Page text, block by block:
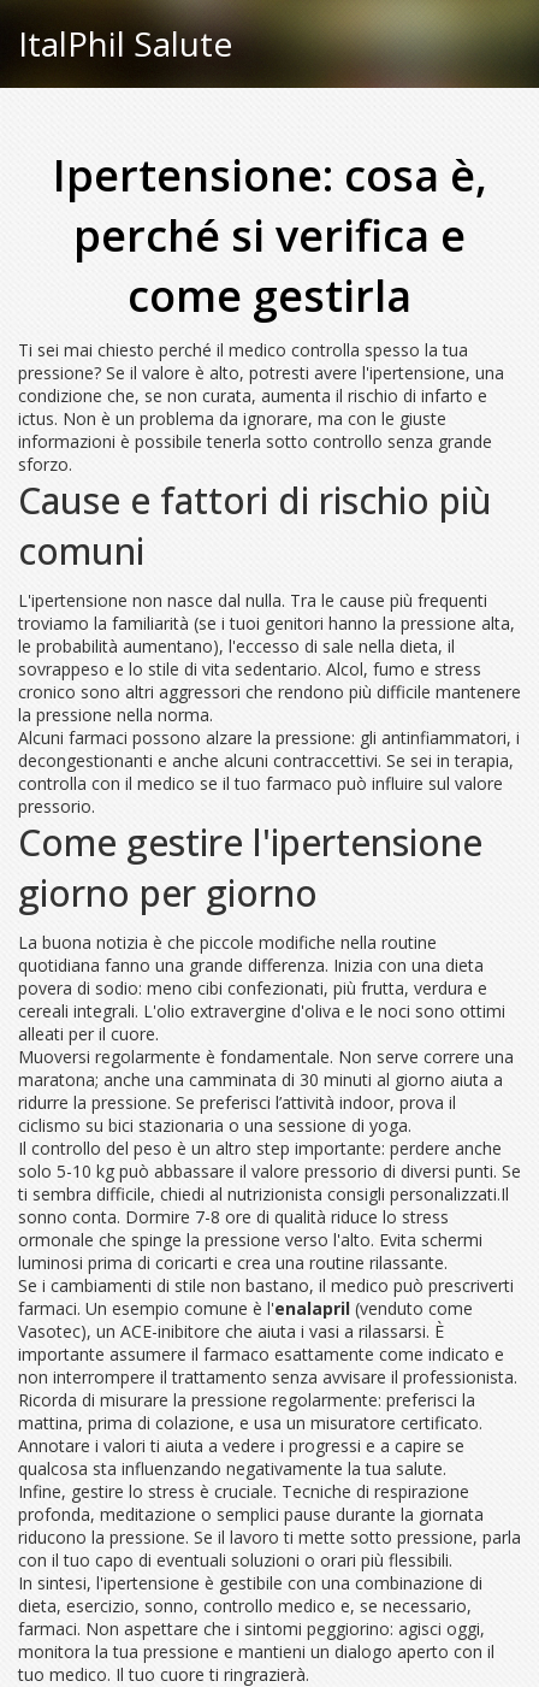
ItalPhil Salute
Ipertensione: cosa è,
perché si verifica e
come gestirla
Ti sei mai chiesto perché il medico controlla spesso la tua
pressione? Se il valore è alto, potresti avere l'ipertensione, una
condizione che, se non curata, aumenta il rischio di infarto e
ictus. Non è un problema da ignorare, ma con le giuste
informazioni è possibile tenerla sotto controllo senza grande
sforzo.
Cause e fattori di rischio più
comuni
L'ipertensione non nasce dal nulla. Tra le cause più frequenti
troviamo la familiarità (se i tuoi genitori hanno la pressione alta,
le probabilità aumentano), l'eccesso di sale nella dieta, il
sovrappeso e lo stile di vita sedentario. Alcol, fumo e stress
cronico sono altri aggressori che rendono più difficile mantenere
la pressione nella norma.
Alcuni farmaci possono alzare la pressione: gli antinfiammatori, i
decongestionanti e anche alcuni contraccettivi. Se sei in terapia,
controlla con il medico se il tuo farmaco può influire sul valore
pressorio.
Come gestire l'ipertensione
giorno per giorno
La buona notizia è che piccole modifiche nella routine
quotidiana fanno una grande differenza. Inizia con una dieta
povera di sodio: meno cibi confezionati, più frutta, verdura e
cereali integrali. L'olio extravergine d'oliva e le noci sono ottimi
alleati per il cuore.
Muoversi regolarmente è fondamentale. Non serve correre una
maratona; anche una camminata di 30 minuti al giorno aiuta a
ridurre la pressione. Se preferisci l’attività indoor, prova il
ciclismo su bici stazionaria o una sessione di yoga.
Il controllo del peso è un altro step importante: perdere anche
solo 5-10 kg può abbassare il valore pressorio di diversi punti. Se
ti sembra difficile, chiedi al nutrizionista consigli personalizzati.Il
sonno conta. Dormire 7-8 ore di qualità riduce lo stress
ormonale che spinge la pressione verso l'alto. Evita schermi
luminosi prima di coricarti e crea una routine rilassante.
Se i cambiamenti di stile non bastano, il medico può prescriverti
farmaci. Un esempio comune è l'enalapril (venduto come
Vasotec), un ACE-inibitore che aiuta i vasi a rilassarsi. È
importante assumere il farmaco esattamente come indicato e
non interrompere il trattamento senza avvisare il professionista.
Ricorda di misurare la pressione regolarmente: preferisci la
mattina, prima di colazione, e usa un misuratore certificato.
Annotare i valori ti aiuta a vedere i progressi e a capire se
qualcosa sta influenzando negativamente la tua salute.
Infine, gestire lo stress è cruciale. Tecniche di respirazione
profonda, meditazione o semplici pause durante la giornata
riducono la pressione. Se il lavoro ti mette sotto pressione, parla
con il tuo capo di eventuali soluzioni o orari più flessibili.
In sintesi, l'ipertensione è gestibile con una combinazione di
dieta, esercizio, sonno, controllo medico e, se necessario,
farmaci. Non aspettare che i sintomi peggiorino: agisci oggi,
monitora la tua pressione e mantieni un dialogo aperto con il
tuo medico. Il tuo cuore ti ringrazierà.